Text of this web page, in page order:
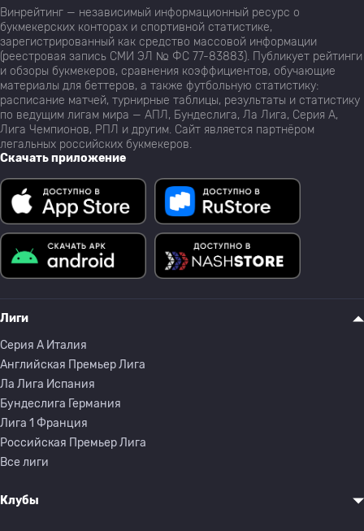
Винрейтинг — независимый информационный ресурс о
букмекерских конторах и спортивной статистике,
зарегистрированный как средство массовой информации
(реестровая запись СМИ ЭЛ № ФС 77-83883). Публикует рейтинги
и обзоры букмекеров, сравнения коэффициентов, обучающие
материалы для беттеров, а также футбольную статистику:
расписание матчей, турнирные таблицы, результаты и статистику
по ведущим лигам мира — АПЛ, Бундеслига, Ла Лига, Серия А,
Лига Чемпионов, РПЛ и другим. Сайт является партнёром
легальных российских букмекеров.
Скачать приложение
Лиги
Серия A Италия
Английская Премьер Лига
Ла Лига Испания
Бундеслига Германия
Лига 1 Франция
Российская Премьер Лига
Все лиги
Клубы